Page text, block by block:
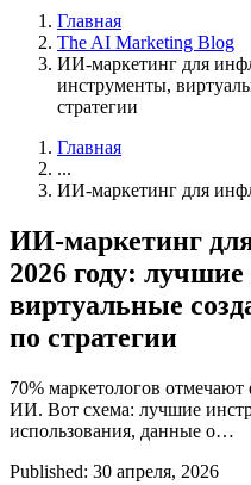
Главная
The AI Marketing Blog
ИИ-маркетинг для
инструменты,
стратегии
Главная
...
ИИ-маркетинг для
ИИ-маркетинг
2026 году:
виртуальные
по стратегии
70% маркетологов
ИИ. Вот схема: лучшие
использования, данные о…
Published: 30 апреля, 2026